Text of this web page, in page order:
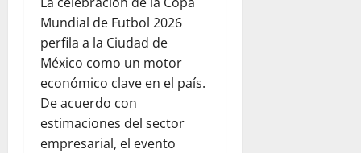
Mundial de Futbol 2026
perfila a la Ciudad de
México como un motor
económico clave en el país.
De acuerdo con
estimaciones del sector
empresarial, el evento